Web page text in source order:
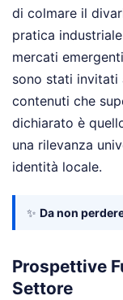
di colmare il
pratica
mercati
sono stati invitati
contenuti che
dichiarato è
una rilevanza
identità locale.
✨ Da non
Prospettive
Settore